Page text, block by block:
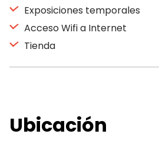
Exposiciones temporales
Acceso Wifi a Internet
Tienda
Ubicación